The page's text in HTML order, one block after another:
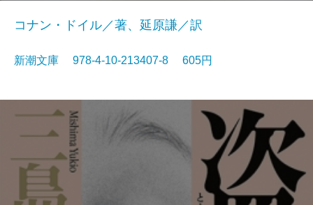
コナン・ドイル／著、延原謙／訳
新潮文庫 978-4-10-213407-8 605円